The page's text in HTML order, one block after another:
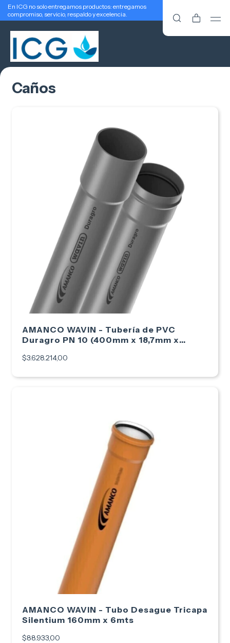
En ICG no solo entregamos productos: entregamos
compromiso, servicio, respaldo y excelencia.
Caños
AMANCO WAVIN - Tubería de PVC
Duragro PN 10 (400mm x 18,7mm x
$3.628.214,00
AMANCO WAVIN - Tubo Desague Tricapa
Silentium 160mm x 6mts
$88.933,00